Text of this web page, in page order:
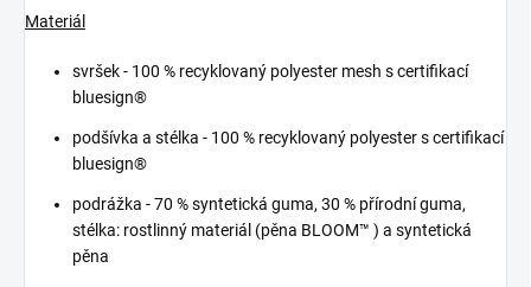
Materiál
svršek - 100 % recyklovaný polyester mesh s certifikací
bluesign®
podšívka a stélka - 100 % recyklovaný polyester s certifikací
bluesign®
podrážka -70 % syntetická guma, 30 % přírodní guma,
stélka: rostlinný materiál (pěna BLOOM™ ) a syntetická
pěna